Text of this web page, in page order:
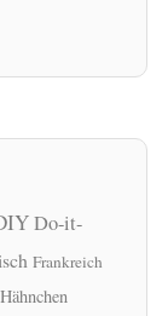
Do-it-
Frankreich
Hähnchen